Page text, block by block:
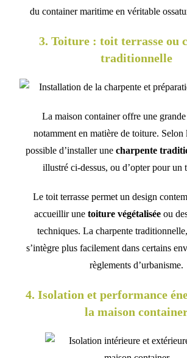
du container maritime en véritable
3. Toiture : toit terrasse ou
traditionnelle
La maison container offre une
notamment en matière de toiture. Selon
possible d’installer une charpente
illustré ci-dessus, ou d’opter pour un
Le toit terrasse permet un design
accueillir une toiture végétalisée ou
techniques. La charpente
s’intègre plus facilement dans certains
règlements d’urbanisme.
4. Isolation et performance
la maison